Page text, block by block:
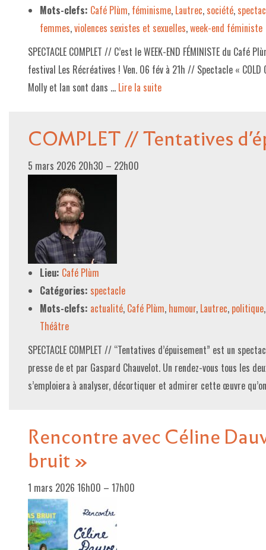
Mots-clefs: Café Plùm, féminisme, Lautrec, société,
femmes,violences sexistes et sexuelles,week-end féministe
SPECTACLE COMPLET // C’est le WEEK-END FÉMINISTE du Café
festival Les Récréatives ! Ven. 06 fév à 21h // Spectacle « COLD
Molly et Ian sont dans … Lire la suite­­
COMPLET // Tentatives
5 mars 2026 20h30 – 22h00
Lieu: Café Plùm
Catégories: spectacle
Mots-clefs: actualité, Café Plùm, humour, Lautrec, politique
Théâtre
SPECTACLE COMPLET // “Tentatives d’épuisement” est un
presse de et par Gaspard Chauvelot. Un rendez-vous tous les
s’emploiera à analyser, décortiquer et admirer cette œuvre
Rencontre avec Céline
bruit »
1 mars 2026 16h00 – 17h00